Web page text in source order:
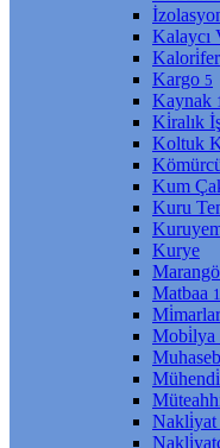
Kalaycı
Kalori̇fer
Kargo 5
Kaynak 1
Ki̇ralık
Koltuk
Kum
Kuru
Kurye
Matbaa 1
Mobi̇lya
Nakli̇yat